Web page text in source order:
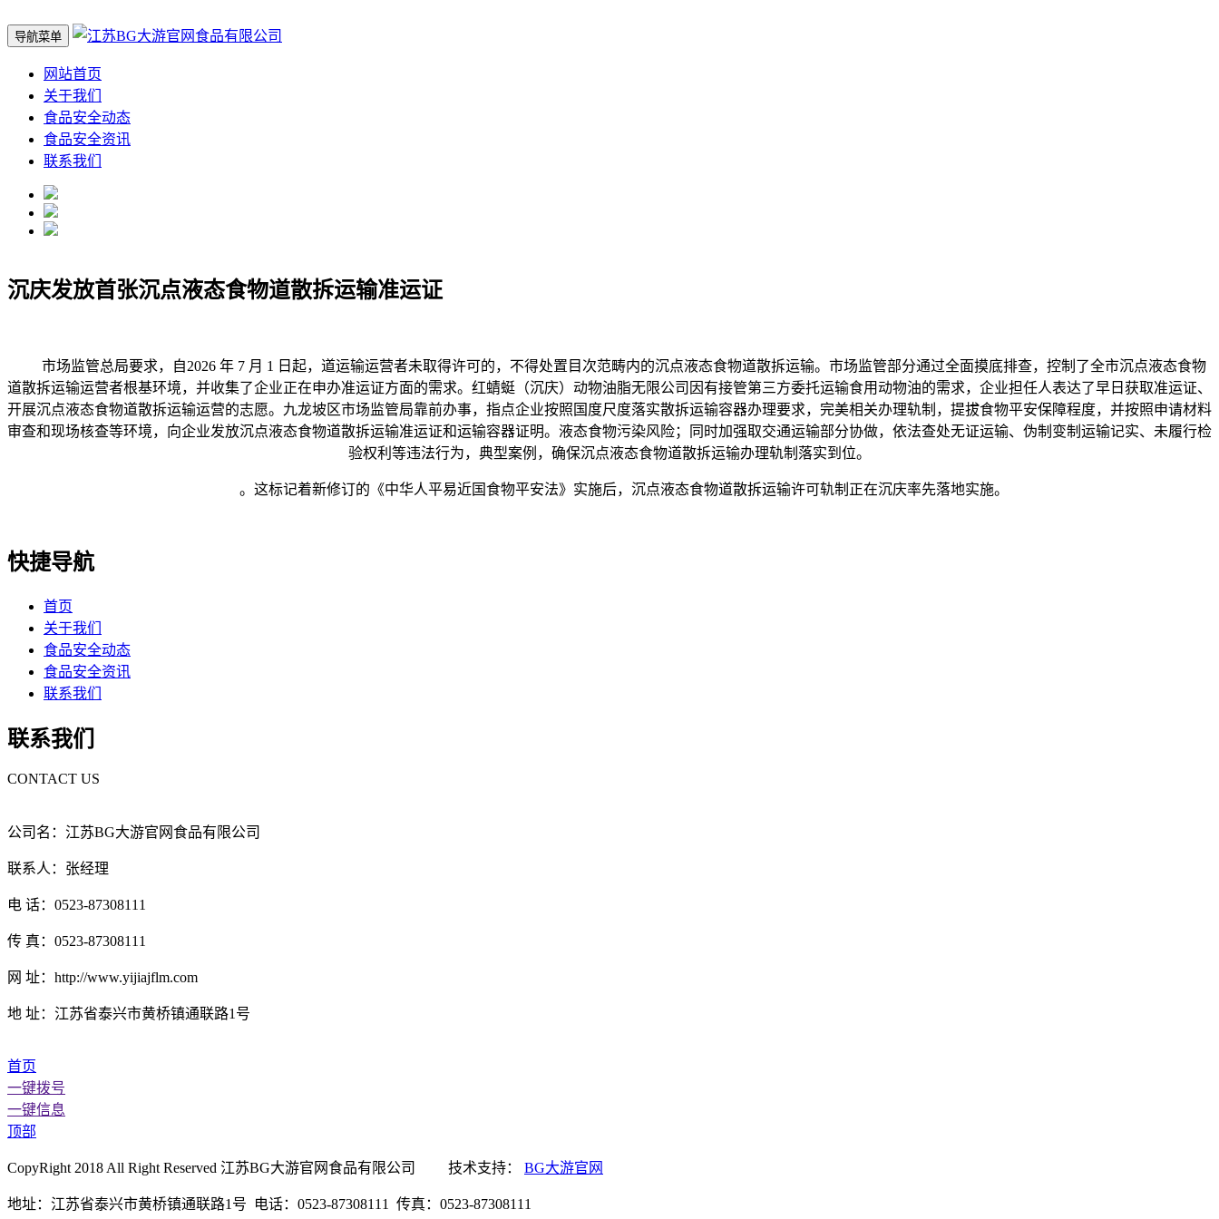
导航菜单
网站首页
关于我们
食品安全动态
食品安全资讯
联系我们
沉庆发放首张沉点液态食物道散拆运输准运证
市场监管总局要求，自2026 年 7 月 1 日起，道运输运营者未取得许可的，不得处置目次范畴内的沉点液态食物道散拆运输。市场监管部分通过全面摸底排查，控制了全市沉点液态食物
道散拆运输运营者根基环境，并收集了企业正在申办准运证方面的需求。红蜻蜓（沉庆）动物油脂无限公司因有接管第三方委托运输食用动物油的需求，企业担任人表达了早日获取准运证、
开展沉点液态食物道散拆运输运营的志愿。九龙坡区市场监管局靠前办事，指点企业按照国度尺度落实散拆运输容器办理要求，完美相关办理轨制，提拔食物平安保障程度，并按照申请材料
审查和现场核查等环境，向企业发放沉点液态食物道散拆运输准运证和运输容器证明。液态食物污染风险；同时加强取交通运输部分协做，依法查处无证运输、伪制变制运输记实、未履行检
验权利等违法行为，典型案例，确保沉点液态食物道散拆运输办理轨制落实到位。
。这标记着新修订的《中华人平易近国食物平安法》实施后，沉点液态食物道散拆运输许可轨制正在沉庆率先落地实施。
快捷导航
首页
关于我们
食品安全动态
食品安全资讯
联系我们
联系我们
CONTACT US
公司名：江苏BG大游官网食品有限公司
联系人：张经理
电 话：0523-87308111
传 真：0523-87308111
网 址：http://www.yijiajflm.com
地 址：江苏省泰兴市黄桥镇通联路1号
首页
一键拨号
一键信息
顶部
CopyRight 2018 All Right Reserved 江苏BG大游官网食品有限公司 技术支持： BG大游官网
地址：江苏省泰兴市黄桥镇通联路1号 电话：0523-87308111 传真：0523-87308111